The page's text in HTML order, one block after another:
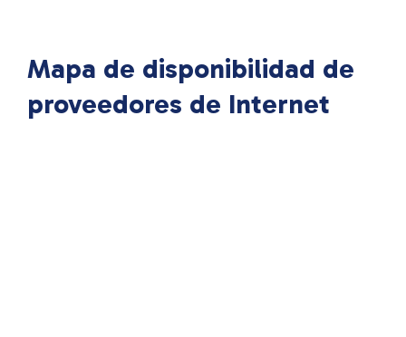
Mapa de disponibilidad de
proveedores de Internet